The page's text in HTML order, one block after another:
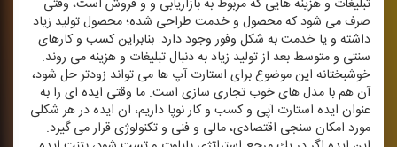
صرف می شود كه محصول و خدمت طراحی شده؛ محصول تولید زیاد
داشته و یا خدمت به شكل وفور وجود دارد. بنابراین كسب و كارهای
سنتی و متوسط بعد از تولید زیاد به دنبال تبلیغات و هزینه می روند.
خوشبختانه این موضوع برای استارت آپ ها می تواند زودتر حل شود،
آن هم با مدل های خوب تجاری سازی است. ما وقتی ایده ای را به
عنوان ایده استارت آپی و كسب و كار نوپا داریم، آن ایده در هر شكلی
مورد امكان سنجی اقتصادی، مالی و فنی و تكنولوژی قرار می گیرد.